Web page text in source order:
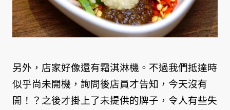
另外，店家好像還有霜淇淋機。不過我們抵達時
似乎尚未開機，詢問後店員才告知，今天沒有
開！？之後才掛上了未提供的牌子，令人有些失